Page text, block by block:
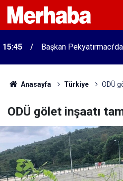
15:45 Başkan
Anasayfa Türkiye ODÜ
ODÜ gölet inşaatı